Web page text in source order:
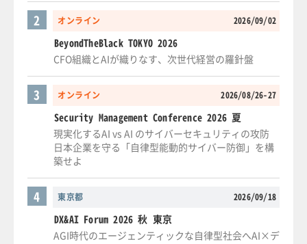
オンライン 2026/09/02
2
BeyondTheBlack TOKYO 2026
CFO組織とAIが織りなす、次世代経営の羅針盤
オンライン 2026/08/26-27
3
Security Management Conference 2026 夏
現実化するAI vs AI のサイバーセキュリティの攻防
日本企業を守る「自律型能動的サイバー防御」を構
築せよ
東京都 2026/09/18
4
DX&AI Forum 2026 秋 東京
AGI時代のエージェンティックな自律型社会へAI×デ